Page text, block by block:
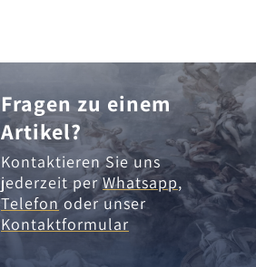
Fragen zu einem
Artikel?
Kontaktieren Sie uns
jederzeit perWhatsapp,
Telefonoder unser
Kontaktformular